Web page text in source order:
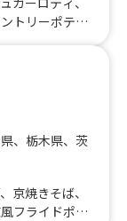
ン、牛ハラ
ケ）チーズハ
テト、ドリン
牛コロッケセ
キン、プルコ
トドリンク
トリーポテ
チキンナゲッ
麦、フォー、
当、ホット梅
ヒー、盛り盛
からあげ、カ
ンク、ロング
串団子、冷や
）、台湾まぜ
そば、名古屋
、栃木県、茨
京焼きそば、
フライドポテ